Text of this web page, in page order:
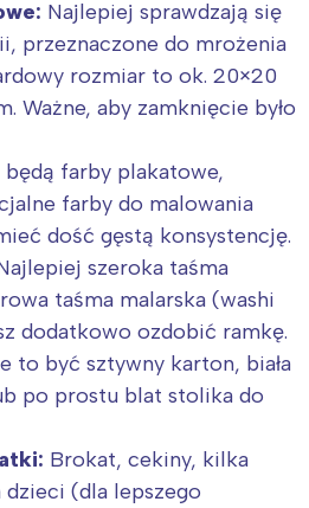
Najlepiej sprawdzają się
przeznaczone do mrożenia
rozmiar to ok. 20×20
Ważne, aby zamknięcie było
będą farby plakatowe,
farby do malowania
dość gęstą konsystencję.
szeroka taśma
taśma malarska (washi
dodatkowo ozdobić ramkę.
to być sztywny karton, biała
po prostu blat stolika do
Brokat, cekiny, kilka
(dla lepszego